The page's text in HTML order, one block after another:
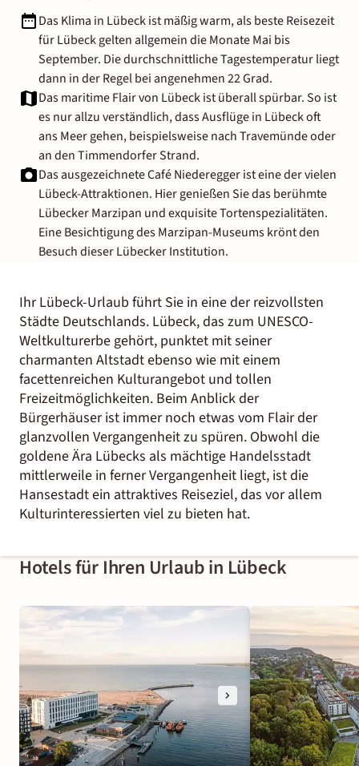
Das Klima in Lübeck ist mäßig warm, als beste Reisezeit
für Lübeck gelten allgemein die Monate Mai bis
September. Die durchschnittliche Tagestemperatur liegt
dann in der Regel bei angenehmen 22 Grad.
Das maritime Flair von Lübeck ist überall spürbar. So ist
es nur allzu verständlich, dass Ausflüge in Lübeck oft
ans Meer gehen, beispielsweise nach Travemünde oder
an den Timmendorfer Strand.
Das ausgezeichnete Café Niederegger ist eine der vielen
Lübeck-Attraktionen. Hier genießen Sie das berühmte
Lübecker Marzipan und exquisite Tortenspezialitäten.
Eine Besichtigung des Marzipan-Museums krönt den
Besuch dieser Lübecker Institution.
Ihr Lübeck-Urlaub führt Sie in eine der reizvollsten
Städte Deutschlands. Lübeck, das zum UNESCO-
Weltkulturerbe gehört, punktet mit seiner
charmanten Altstadt ebenso wie mit einem
facettenreichen Kulturangebot und tollen
Freizeitmöglichkeiten. Beim Anblick der
Bürgerhäuser ist immer noch etwas vom Flair der
glanzvollen Vergangenheit zu spüren. Obwohl die
goldene Ära Lübecks als mächtige Handelsstadt
mittlerweile in ferner Vergangenheit liegt, ist die
Hansestadt ein attraktives Reiseziel, das vor allem
Kulturinteressierten viel zu bieten hat.
Hotels für Ihren Urlaub in Lübeck